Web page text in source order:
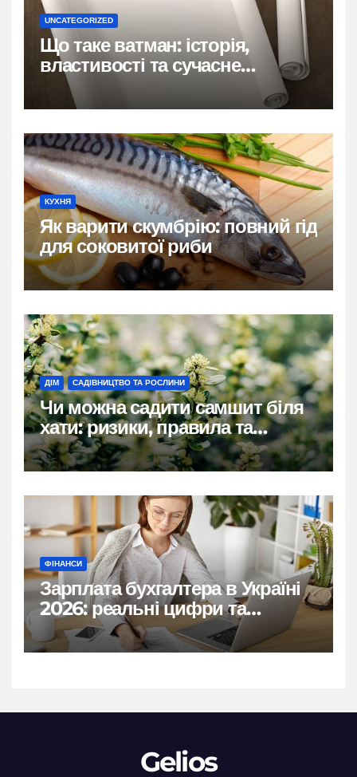
UNCATEGORIZED
Що таке ватман: історія,
властивості та сучасне
застосування
КУХНЯ
Як варити скумбрію: повний гід
для соковитої риби
ДІМ САДІВНИЦТВО ТА РОСЛИНИ
Чи можна садити самшит біля
хати: ризики, правила та
практичні рішення
ФІНАНСИ
Зарплата бухгалтера в Україні
2026: реальні цифри та
нюанси
Gelios